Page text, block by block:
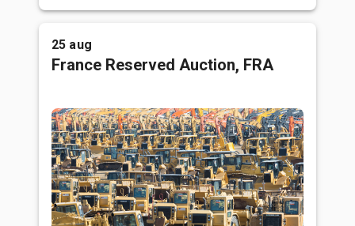
25 aug
France Reserved Auction, FRA